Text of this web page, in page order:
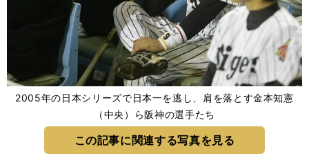
2005年の日本シリーズで日本一を逃し、肩を落とす金本知憲
（中央）ら阪神の選手たち
この記事に関連する写真を見る